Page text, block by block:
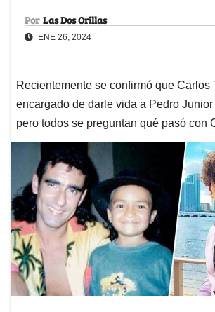
Por Las Dos Orillas
ENE 26, 2024
Recientemente se confirmó que Carlos
encargado de darle vida a Pedro
pero todos se preguntan qué pasó con